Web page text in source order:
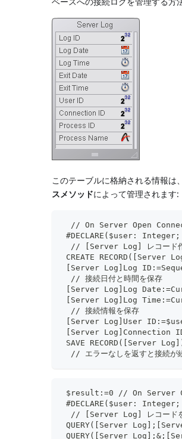
このテーブルに格納される情報は
スメソッドによって管理されます:
// On Server Open
#DECLARE($user:
// [Server Log] レコード
CREATE RECORD([Server
[Server Log]Log
// 接続日付と時間を保存
[Server Log]Log
[Server Log]Log
// 接続情報を保存
[Server Log]User
[Server Log]Connection
SAVE RECORD([Server
// エラーなしを返すと接続が
$result:=0 // On Server
#DECLARE($user:
// [Server Log] レコード
QUERY([Server
QUERY([Server